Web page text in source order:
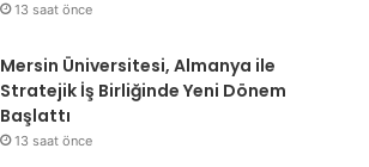
13 saat önce
Mersin Üniversitesi, Almanya ile
Stratejik İş Birliğinde Yeni Dönem
Başlattı
13 saat önce